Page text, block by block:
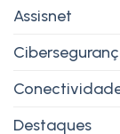
Assisnet
Destaques